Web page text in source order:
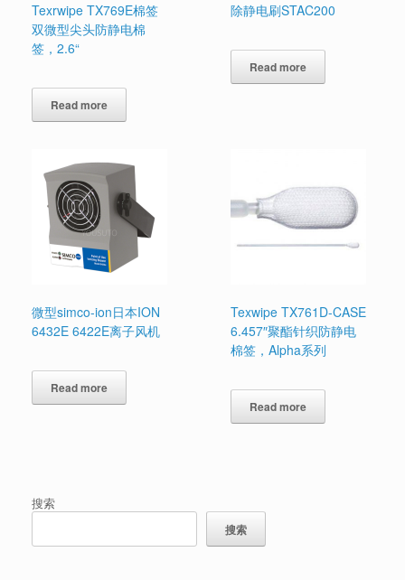
Texrwipe TX769E棉签
双微型尖头防静电棉
签，2.6“
Read more
除静电刷STAC200
Read more
微型simco-ion日本ION
6432E 6422E离子风机
Read more
Texwipe TX761D-CASE
6.457″聚酯针织防静电
棉签，Alpha系列
Read more
搜索
搜索